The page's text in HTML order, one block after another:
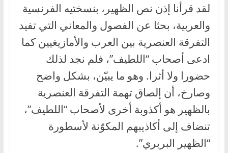
لقد قرأنا إذن نص الظهير، بنسختيه الفرنسية
والعربية، بحثا عن الفصول والمعاني التي تفيد
التفرقة العنصرية بين العرب والأمازيغيين كما
ادعى أصحاب “اللطيف”، فلم نجد لذلك
حضورا ولا أثرا. وهو ما يبيّن، بشكل واضح
وصارخ، أن إلصاق تهمة التفرقة العنصرية
بالظهير هو أكذوبة أخرى لأصحاب “اللطيف”،
تنضاف إلى أكاذيبهم المكوّنة لأسطورة
“الظهير البربري”.